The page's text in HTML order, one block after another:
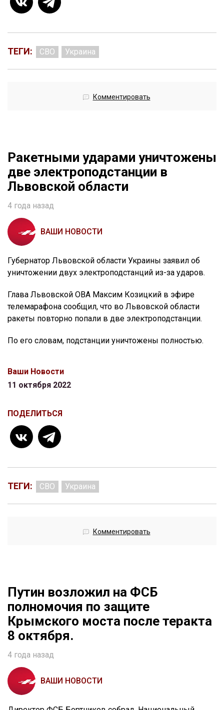
ТЕГИ: СВО Украина
Комментировать
Ракетными ударами уничтожены
две электроподстанции в
Львовской области
4 года назад
ВАШИ НОВОСТИ
Губернатор Львовской области Украины заявил об
уничтожении двух электроподстанций из-за ударов.
Глава Львовской ОВА Максим Козицкий в эфире
телемарафона сообщил, что во Львовской области
ракеты повторно попали в две электроподстанции.
По его словам, подстанции уничтожены полностью.
Ваши Новости
11 октября 2022
ПОДЕЛИТЬСЯ
ТЕГИ: СВО Украина
Комментировать
Путин возложил на ФСБ
полномочия по защите
Крымского моста после теракта
8 октября.
4 года назад
ВАШИ НОВОСТИ